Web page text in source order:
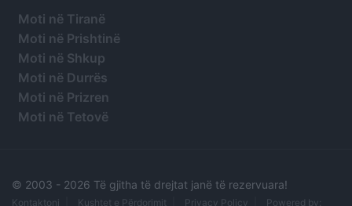
Moti në Tiranë
Moti në Prishtinë
Moti në Shkup
Moti në Durrës
Moti në Prizren
Moti në Tetovë
© 2003 - 2026 Të gjitha të drejtat janë të rezervuara!
Kontaktoni Kushtet e Përdorimit Privacy Policy Powered by: